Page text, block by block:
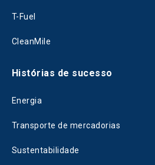
T-Fuel
CleanMile
Histórias de sucesso
Energia
Transporte de mercadorias
Sustentabilidade